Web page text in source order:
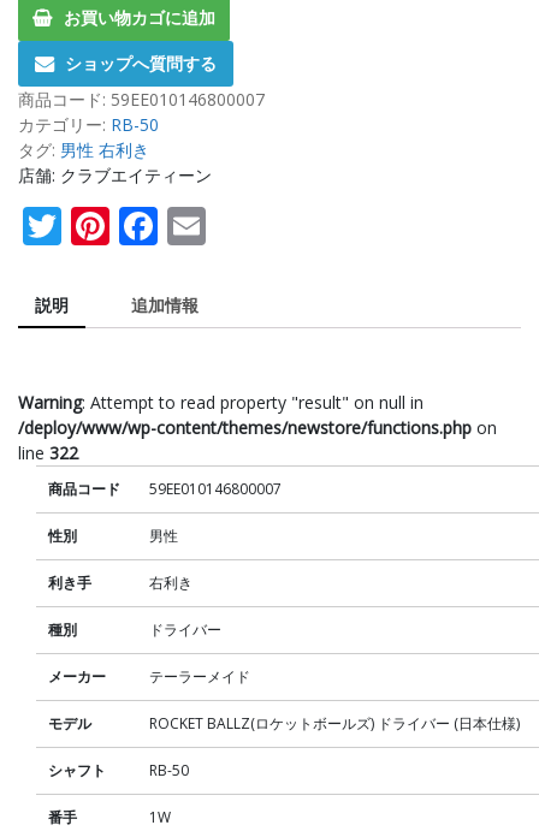
お買い物カゴに追加
ショップへ質問する
商品コード: 59EE010146800007
カテゴリー: RB-50
タグ: 男性 右利き
店舗: クラブエイティーン
Twitter
Pinterest
Facebook
説明 追加情報
Warning: Attempt to read property "result" on null in
/deploy/www/wp-content/themes/newstore/functions.php on
line 322
商品コード 59EE010146800007
性別 男性
利き手 右利き
種別 ドライバー
メーカー テーラーメイド
モデル ROCKET BALLZ(ロケットボールズ) ドライバー (日本仕様)
シャフト RB-50
番手 1W